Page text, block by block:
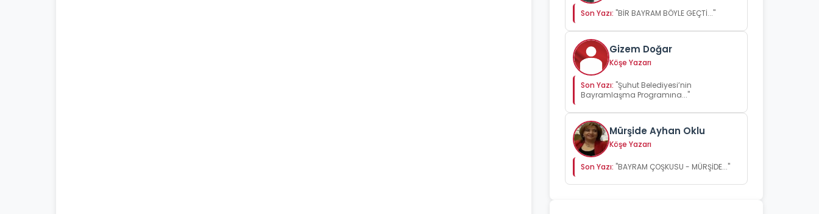
Son Yazı: "BİR BAYRAM BÖYLE GEÇTİ..."
Gizem Doğar
Köşe Yazarı
Son Yazı: "Şuhut Belediyesi’nin
Bayramlaşma Programına..."
Mürşide Ayhan Oklu
Köşe Yazarı
Son Yazı: "BAYRAM ÇOŞKUSU - MÜRŞİDE..."